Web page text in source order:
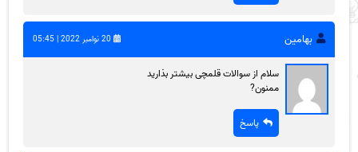
بهامین 20 نوامبر 2022 | 05:45
سلام از سوالات قلمچی بیشتر بذارید
ممنون?
پاسخ